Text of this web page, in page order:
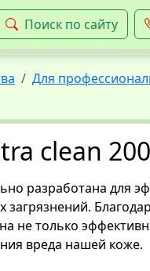
Поиск по сайту
Для
clean
разработана для
загрязнений.
не только
вреда нашей коже.